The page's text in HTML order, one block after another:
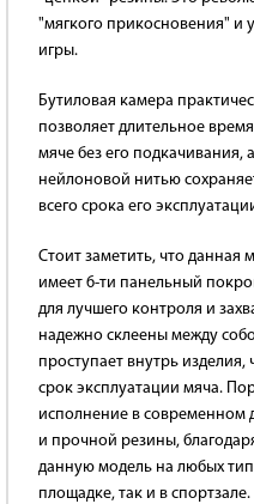
"мягкого прикосновения" и
игры.
Бутиловая камера
позволяет длительное
мяче без его
нейлоновой нитью
всего срока его
Стоит заметить, что данная
имеет 6-ти панельный
для лучшего контроля и
надежно склеены между
проступает внутрь
срок эксплуатации мяча.
исполнение в современном
и прочной резины,
данную модель на любых
площадке, так и в спортзале.